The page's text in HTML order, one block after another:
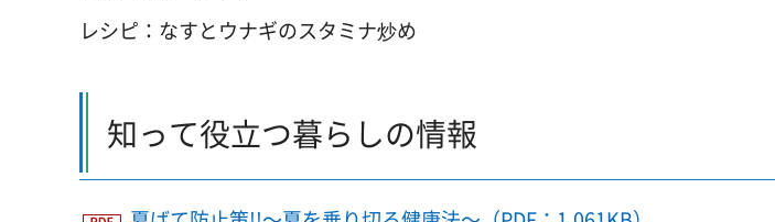
レシピ：なすとウナギのスタミナ炒め
知って役立つ暮らしの情報